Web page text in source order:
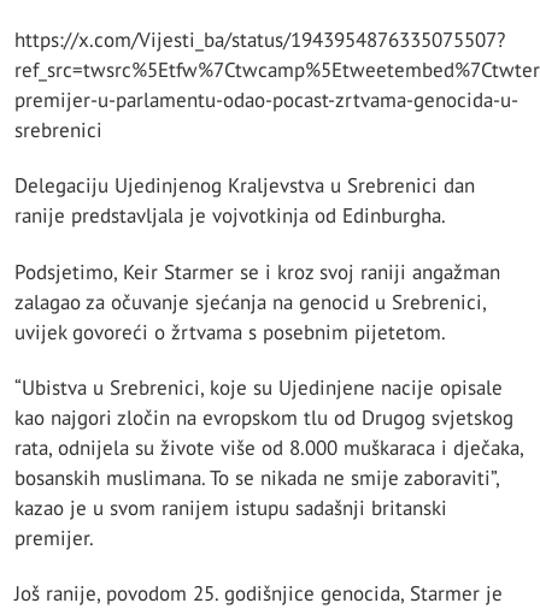
https://x.com/Vijesti_ba/status/1943954876335075507?
premijer-u-parlamentu-odao-pocast-zrtvama-genocida-u-
srebrenici
Delegaciju Ujedinjenog Kraljevstva u Srebrenici dan
ranije predstavljala je vojvotkinja od Edinburgha.
Podsjetimo, Keir Starmer se i kroz svoj raniji angažman
zalagao za očuvanje sjećanja na genocid u Srebrenici,
uvijek govoreći o žrtvama s posebnim pijetetom.
“Ubistva u Srebrenici, koje su Ujedinjene nacije opisale
kao najgori zločin na evropskom tlu od Drugog svjetskog
rata, odnijela su živote više od 8.000 muškaraca i dječaka,
bosanskih muslimana. To se nikada ne smije zaboraviti”,
kazao je u svom ranijem istupu sadašnji britanski
premijer.
Još ranije, povodom 25. godišnjice genocida, Starmer je